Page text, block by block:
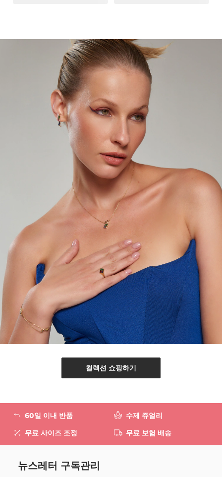
컬렉션 쇼핑하기
60일 이내 반품
무료 사이즈 조정
수제 쥬얼리
무료 보험 배송
뉴스레터 구독관리